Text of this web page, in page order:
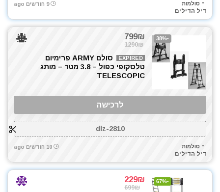
סולמות
דיל הדילים
9 חודשים ago
-38%
799₪
1290₪
EXPIRED
סולם ARMY פרימיום
טלסקופי כפול – 3.8 מטר – מותג
TELESCOPIC
לרכישה
dlz-2810
סולמות
דיל הדילים
10 חודשים ago
-67%
229₪
699₪